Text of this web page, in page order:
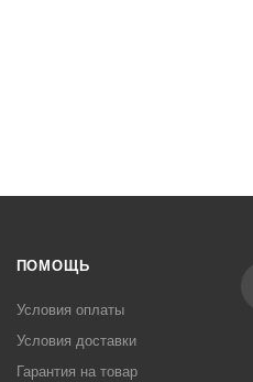
ПОМОЩЬ
Условия оплаты
Условия доставки
Гарантия на товар